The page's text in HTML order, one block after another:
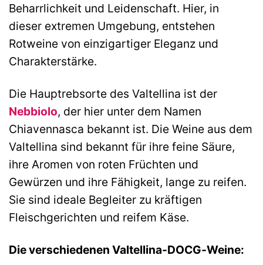
Beharrlichkeit und Leidenschaft. Hier, in
dieser extremen Umgebung, entstehen
Rotweine von einzigartiger Eleganz und
Charakterstärke.
Die Hauptrebsorte des Valtellina ist der
Nebbiolo, der hier unter dem Namen
Chiavennasca bekannt ist. Die Weine aus dem
Valtellina sind bekannt für ihre feine Säure,
ihre Aromen von roten Früchten und
Gewürzen und ihre Fähigkeit, lange zu reifen.
Sie sind ideale Begleiter zu kräftigen
Fleischgerichten und reifem Käse.
Die verschiedenen Valtellina-DOCG-Weine: